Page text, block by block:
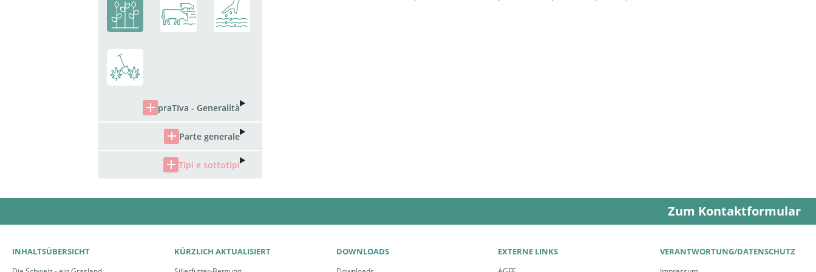
Zum Kontaktformular
INHALTSÜBERSICHT KÜRZLICH AKTUALISIERT DOWNLOADS EXTERNE LINKS VERANTWORTUNG/DATENSCHUTZ